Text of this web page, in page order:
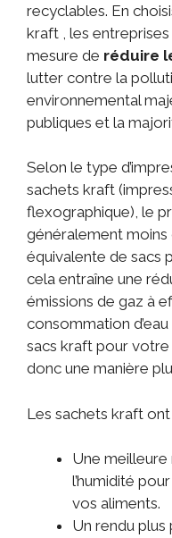
recyclables. En
kraft , les
mesure de réduire
lutter contre la
environnemental
publiques et la
Selon le type
sachets kraft
flexographique), le
généralement moins
équivalente de sacs
cela entraîne une
émissions de gaz à
consommation
sacs kraft pour
donc une manière
Les sachets kraft
Une meilleure
l’humidité
vos aliments.
Un rendu